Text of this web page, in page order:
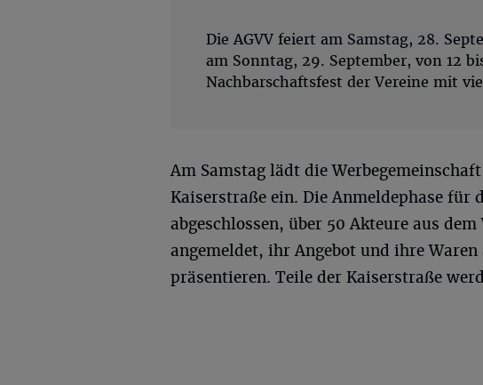
Die AGVV feiert am Samstag, 28.
am Sonntag, 29. September, von 12
Nachbarschaftsfest der Vereine mit
Am Samstag lädt die
Kaiserstraße ein. Die Anmeldephase für
abgeschlossen, über 50 Akteure aus
angemeldet, ihr Angebot und ihre
präsentieren. Teile der Kaiserstraße